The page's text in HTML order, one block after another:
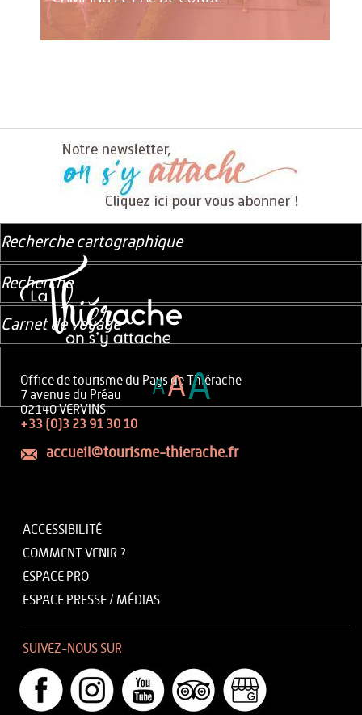
Office de tourisme du Pays de Thiérache
7 avenue du Préau
02140 VERVINS
+33 (0)3 23 91 30 10
accueil@tourisme-thierache.fr
ACCESSIBILITÉ
COMMENT VENIR ?
ESPACE PRO
ESPACE PRESSE / MÉDIAS
SUIVEZ-NOUS SUR
Recherche cartographique
Recherche
Carnet de voyage
AAA